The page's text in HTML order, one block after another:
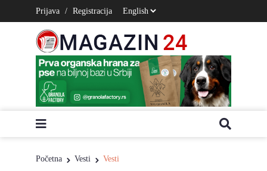
Prijava / Registracija
Početna Vesti Vesti